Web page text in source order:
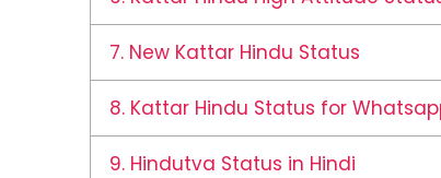
7. New Kattar Hindu Status
8. Kattar Hindu Status for
9. Hindutva Status in Hindi